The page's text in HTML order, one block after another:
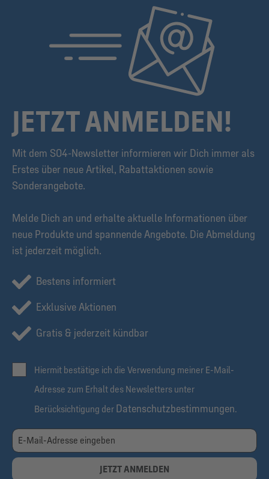
JETZT ANMELDEN!
Mit dem S04-Newsletter informieren wir Dich immer als
Erstes über neue Artikel, Rabattaktionen sowie
Sonderangebote.
Melde Dich an und erhalte aktuelle Informationen über
neue Produkte und spannende Angebote. Die Abmeldung
ist jederzeit möglich.
Bestens informiert
Exklusive Aktionen
Gratis & jederzeit kündbar
Hiermit bestätige ich die Verwendung meiner E-Mail-
Adresse zum Erhalt des Newsletters unter
Berücksichtigung der Datenschutzbestimmungen.
JETZT ANMELDEN